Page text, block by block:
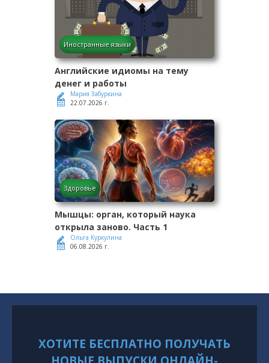
Иностранные языки
Английские идиомы на тему
денег и работы
Мария Забуркина
22.07.2026 г.
Здоровье
Мышцы: орган, который наука
открыла заново. Часть 1
Ольга Куркулина
06.08.2026 г.
ХОТИТЕ БЕСПЛАТНО ПОЛУЧАТЬ